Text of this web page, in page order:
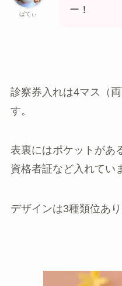
ぱてぃ
ー！
診察券入れは4マス（
す。
表裏にはポケットがあ
資格者証など入れてい
デザインは3種類位あり